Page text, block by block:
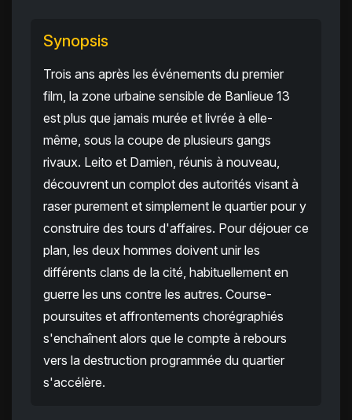
Synopsis
Trois ans après les événements du premier
film, la zone urbaine sensible de Banlieue 13
est plus que jamais murée et livrée à elle-
même, sous la coupe de plusieurs gangs
rivaux. Leito et Damien, réunis à nouveau,
découvrent un complot des autorités visant à
raser purement et simplement le quartier pour y
construire des tours d'affaires. Pour déjouer ce
plan, les deux hommes doivent unir les
différents clans de la cité, habituellement en
guerre les uns contre les autres. Course-
poursuites et affrontements chorégraphiés
s'enchaînent alors que le compte à rebours
vers la destruction programmée du quartier
s'accélère.